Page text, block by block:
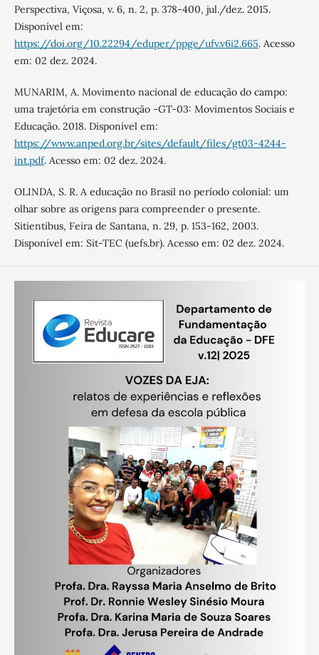
Perspectiva, Viçosa, v. 6, n. 2, p. 378-400, jul./dez. 2015.
Disponível em:
https://doi.org/10.22294/eduper/ppge/ufv.v6i2.665. Acesso
em: 02 dez. 2024.
MUNARIM, A. Movimento nacional de educação do campo:
uma trajetória em construção -GT-03: Movimentos Sociais e
Educação. 2018. Disponível em:
https://www.anped.org.br/sites/default/files/gt03-4244-
int.pdf. Acesso em: 02 dez. 2024.
OLINDA, S. R. A educação no Brasil no período colonial: um
olhar sobre as origens para compreender o presente.
Sitientibus, Feira de Santana, n. 29, p. 153-162, 2003.
Disponível em: Sit-TEC (uefs.br). Acesso em: 02 dez. 2024.